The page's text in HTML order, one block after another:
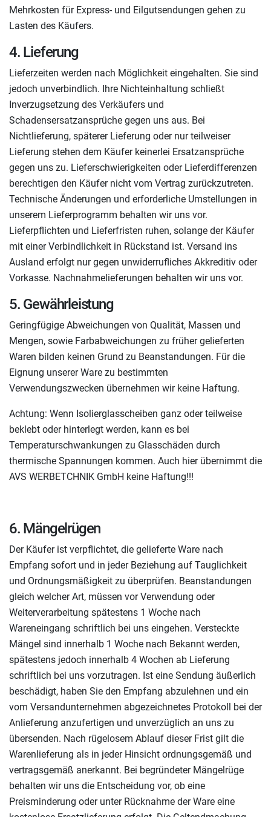
Mehrkosten für Express- und Eilgutsendungen gehen zu
Lasten des Käufers.
4. Lieferung
Lieferzeiten werden nach Möglichkeit eingehalten. Sie sind
jedoch unverbindlich. Ihre Nichteinhaltung schließt
Inverzugsetzung des Verkäufers und
Schadensersatzansprüche gegen uns aus. Bei
Nichtlieferung, späterer Lieferung oder nur teilweiser
Lieferung stehen dem Käufer keinerlei Ersatzansprüche
gegen uns zu. Lieferschwierigkeiten oder Lieferdifferenzen
berechtigen den Käufer nicht vom Vertrag zurückzutreten.
Technische Änderungen und erforderliche Umstellungen in
unserem Lieferprogramm behalten wir uns vor.
Lieferpflichten und Lieferfristen ruhen, solange der Käufer
mit einer Verbindlichkeit in Rückstand ist. Versand ins
Ausland erfolgt nur gegen unwiderrufliches Akkreditiv oder
Vorkasse. Nachnahmelieferungen behalten wir uns vor.
5. Gewährleistung
Geringfügige Abweichungen von Qualität, Massen und
Mengen, sowie Farbabweichungen zu früher gelieferten
Waren bilden keinen Grund zu Beanstandungen. Für die
Eignung unserer Ware zu bestimmten
Verwendungszwecken übernehmen wir keine Haftung.
Achtung: Wenn Isolierglasscheiben ganz oder teilweise
beklebt oder hinterlegt werden, kann es bei
Temperaturschwankungen zu Glasschäden durch
thermische Spannungen kommen. Auch hier übernimmt die
AVS WERBETCHNIK GmbH keine Haftung!!!
6. Mängelrügen
Der Käufer ist verpflichtet, die gelieferte Ware nach
Empfang sofort und in jeder Beziehung auf Tauglichkeit
und Ordnungsmäßigkeit zu überprüfen. Beanstandungen
gleich welcher Art, müssen vor Verwendung oder
Weiterverarbeitung spätestens 1 Woche nach
Wareneingang schriftlich bei uns eingehen. Versteckte
Mängel sind innerhalb 1 Woche nach Bekannt werden,
spätestens jedoch innerhalb 4 Wochen ab Lieferung
schriftlich bei uns vorzutragen. Ist eine Sendung äußerlich
beschädigt, haben Sie den Empfang abzulehnen und ein
vom Versandunternehmen abgezeichnetes Protokoll bei der
Anlieferung anzufertigen und unverzüglich an uns zu
übersenden. Nach rügelosem Ablauf dieser Frist gilt die
Warenlieferung als in jeder Hinsicht ordnungsgemäß und
vertragsgemäß anerkannt. Bei begründeter Mängelrüge
behalten wir uns die Entscheidung vor, ob eine
Preisminderung oder unter Rücknahme der Ware eine